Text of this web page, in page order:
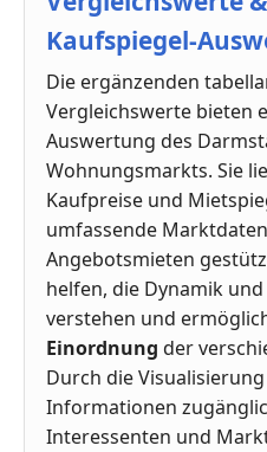
Kaufspiegel-
Die ergänzenden
Vergleichswerte bieten
Auswertung des
Wohnungsmarkts. Sie
Kaufpreise und
umfassende
Angebotsmieten
helfen, die Dynamik
verstehen und
Einordnung der
Durch die
Informationen
Interessenten und